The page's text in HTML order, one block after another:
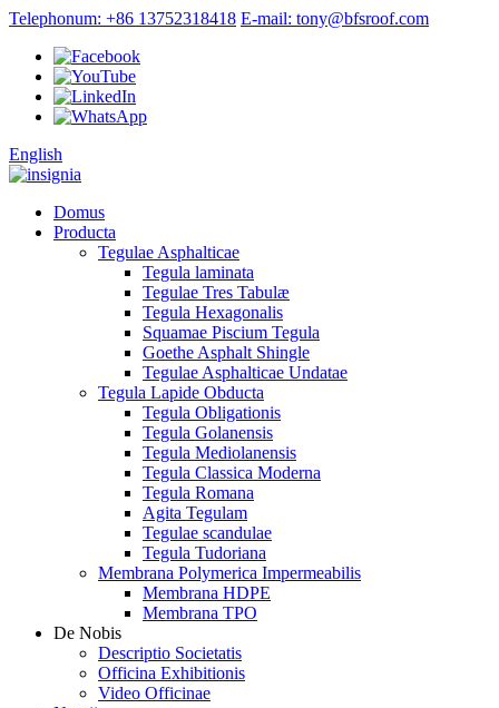
Telephonum: +86 13752318418 E-mail: tony@bfsroof.com
English
Domus
Producta
Tegulae Asphalticae
Tegula laminata
Tegulae Tres Tabulæ
Tegula Hexagonalis
Squamae Piscium Tegula
Goethe Asphalt Shingle
Tegulae Asphalticae Undatae
Tegula Lapide Obducta
Tegula Obligationis
Tegula Golanensis
Tegula Mediolanensis
Tegula Classica Moderna
Tegula Romana
Agita Tegulam
Tegulae scandulae
Tegula Tudoriana
Membrana Polymerica Impermeabilis
Membrana HDPE
Membrana TPO
De Nobis
Descriptio Societatis
Officina Exhibitionis
Video Officinae